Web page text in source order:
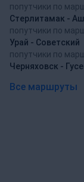
попутчики по
Стерлитамак -
попутчики по
Урай - Советский
попутчики по
Черняховск -
Все маршруты